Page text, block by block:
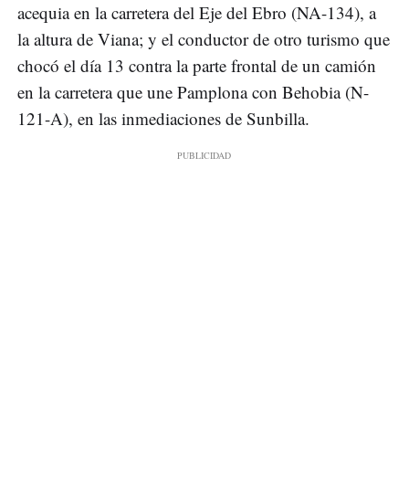
acequia en la carretera del Eje del Ebro (NA-134), a
la altura de Viana; y el conductor de otro turismo que
chocó el día 13 contra la parte frontal de un camión
en la carretera que une Pamplona con Behobia (N-
121-A), en las inmediaciones de Sunbilla.